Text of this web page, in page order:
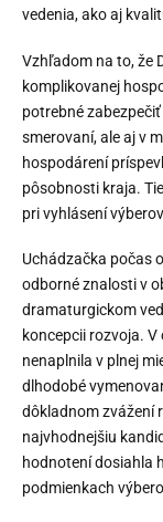
vedenia, ako aj
Vzhľadom na to, že
komplikovanej
potrebné
smerovaní, ale aj v
hospodárení
pôsobnosti kraja.
pri vyhlásení
Uchádzačka počas
odborné znalosti v
dramaturgickom
koncepcii rozvoja.
nenaplnila v plnej
dlhodobé
dôkladnom zvážení
najvhodnejšiu
hodnotení dosiahla
podmienkach